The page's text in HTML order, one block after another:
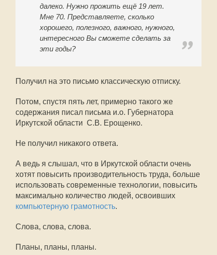
далеко. Нужно прожить ещё 19 лет.
Мне 70. Представляете, сколько
хорошего, полезного, важного, нужного,
интересного Вы сможете сделать за
эти годы?
Получил на это письмо классическую отписку.
Потом, спустя пять лет, примерно такого же
содержания писал письма и.о. Губернатора
Иркутской области С.В. Ерощенко.
Не получил никакого ответа.
А ведь я слышал, что в Иркутской области очень
хотят повысить производительность труда, больше
использовать современные технологии, повысить
максимально количество людей, освоивших
компьютерную грамотность.
Слова, слова, слова.
Планы, планы, планы.